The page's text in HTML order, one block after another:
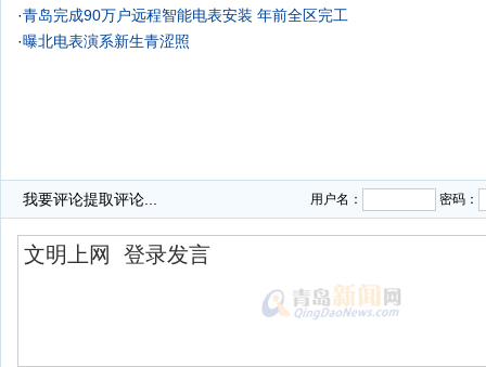
·青岛完成90万户远程智能电表安装 年前全区完工
·曝北电表演系新生青涩照
我要评论提取评论... 用户名： 密码：